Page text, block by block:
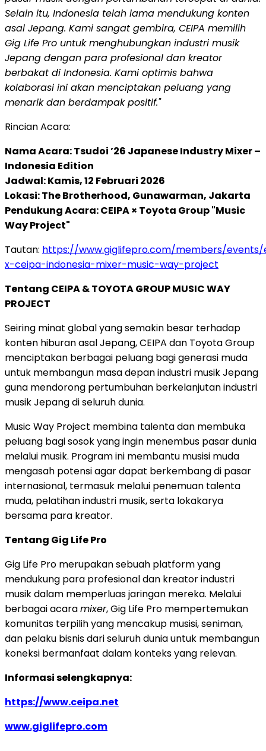
Selain itu, Indonesia telah lama mendukung konten
asal Jepang. Kami sangat gembira, CEIPA memilih
Gig Life Pro untuk menghubungkan industri musik
Jepang dengan para profesional dan kreator
berbakat di Indonesia. Kami optimis bahwa
kolaborasi ini akan menciptakan peluang yang
menarik dan berdampak positif."
Rincian Acara:
Nama Acara: Tsudoi ’26 Japanese Industry Mixer –
Indonesia Edition
Jadwal: Kamis, 12 Februari 2026
Lokasi: The Brotherhood, Gunawarman, Jakarta
Pendukung Acara: CEIPA × Toyota Group "Music
Way Project"
Tautan: https://www.giglifepro.com/members/
x-ceipa-indonesia-mixer-music-way-project
Tentang CEIPA & TOYOTA GROUP MUSIC WAY
PROJECT
Seiring minat global yang semakin besar terhadap
konten hiburan asal Jepang, CEIPA dan Toyota Group
menciptakan berbagai peluang bagi generasi muda
untuk membangun masa depan industri musik Jepang
guna mendorong pertumbuhan berkelanjutan industri
musik Jepang di seluruh dunia.
Music Way Project membina talenta dan membuka
peluang bagi sosok yang ingin menembus pasar dunia
melalui musik. Program ini membantu musisi muda
mengasah potensi agar dapat berkembang di pasar
internasional, termasuk melalui penemuan talenta
muda, pelatihan industri musik, serta lokakarya
bersama para kreator.
Tentang Gig Life Pro
Gig Life Pro merupakan sebuah platform yang
mendukung para profesional dan kreator industri
musik dalam memperluas jaringan mereka. Melalui
berbagai acaramixer, Gig Life Pro mempertemukan
komunitas terpilih yang mencakup musisi, seniman,
dan pelaku bisnis dari seluruh dunia untuk membangun
koneksi bermanfaat dalam konteks yang relevan.
Informasi selengkapnya:
https://www.ceipa.net
www.giglifepro.com